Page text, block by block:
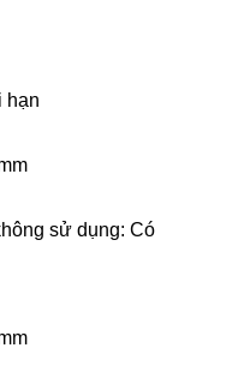
hạn
sử dụng: Có